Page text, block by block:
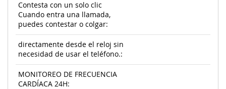
Contesta con un solo clic
Cuando entra una llamada,
puedes contestar o colgar:
directamente desde el reloj sin
necesidad de usar el teléfono.:
MONITOREO DE FRECUENCIA
CARDÍACA 24H: